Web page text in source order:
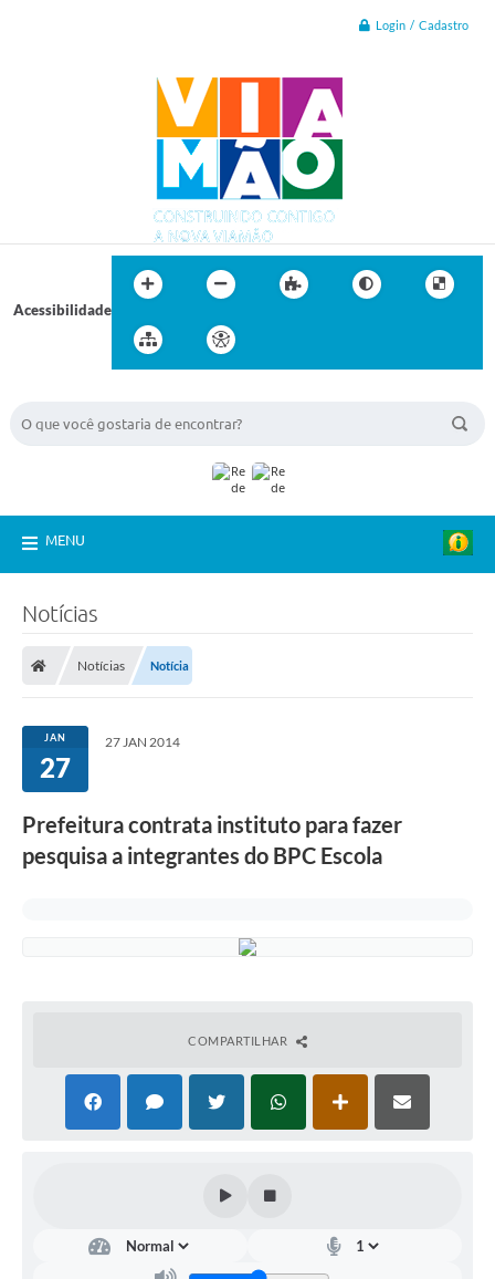
Login / Cadastro
Acessibilidade
MENU
Notícias
Notícias Notícia
JAN
27
27 JAN 2014
Prefeitura contrata instituto para fazer
pesquisa a integrantes do BPC Escola
COMPARTILHAR